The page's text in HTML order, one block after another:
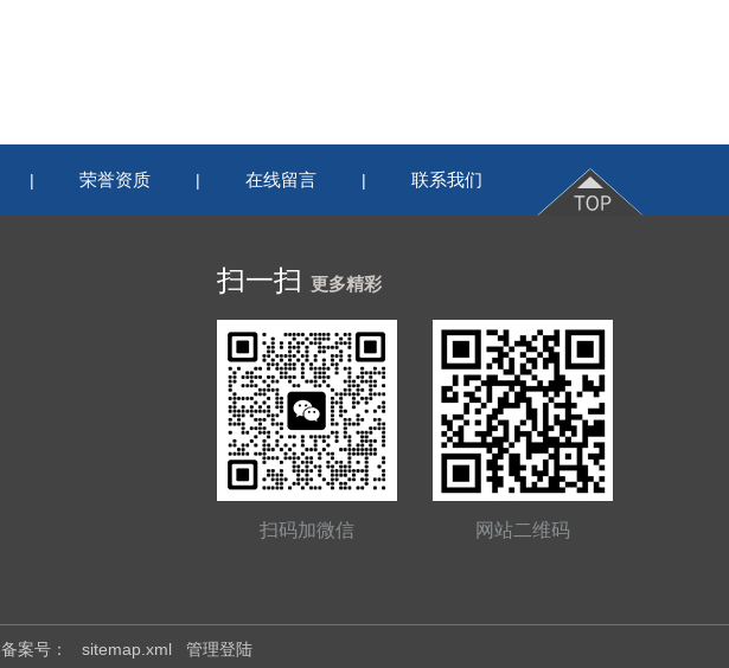
| 荣誉资质 | 在线留言 | 联系我们
扫一扫 更多精彩
扫码加微信 网站二维码
备案号： sitemap.xml 管理登陆